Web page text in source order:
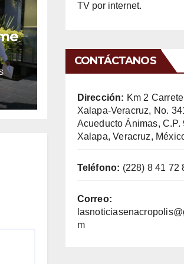
TV por internet.
CONTÁCTANOS
Dirección: Km 2
Xalapa-Veracruz, No.
Acueducto Ánimas, C.P.
Xalapa, Veracruz,
Teléfono: (228) 8 41 72
Correo:
m